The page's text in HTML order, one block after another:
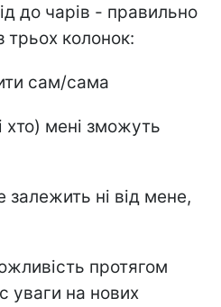
до чарів - правильно
трьох колонок:
сам/сама
хто) мені зможуть
ні від мене,
протягом
уваги на нових